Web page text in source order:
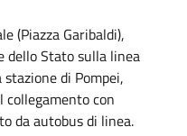
(Piazza Garibaldi),
dello Stato sulla linea
di Pompei,
collegamento con
da autobus di linea.